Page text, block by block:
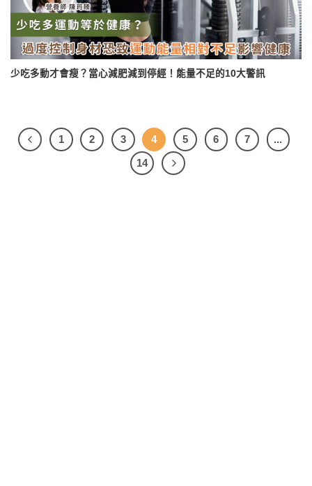
少吃多動才會瘦？當心減肥減到停經！能量不足的10大警訊
1 2 3 4 5 6 7
...
14